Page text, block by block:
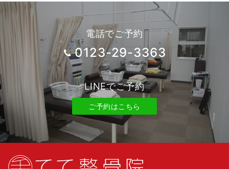
電話でご予約
0123-29-3363
LINEでご予約
ご予約はこちら